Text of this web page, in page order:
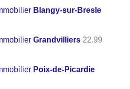
Blangy-sur-Bresle
Grandvilliers 22.99
Poix-de-Picardie